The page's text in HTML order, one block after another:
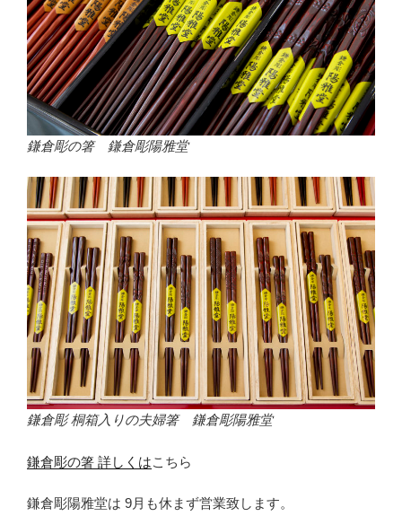
鎌倉彫の箸 鎌倉彫陽雅堂
鎌倉彫桐箱入りの夫婦箸 鎌倉彫陽雅堂
鎌倉彫の箸 詳しくはこちら
鎌倉彫陽雅堂は 9月も休まず営業致します。